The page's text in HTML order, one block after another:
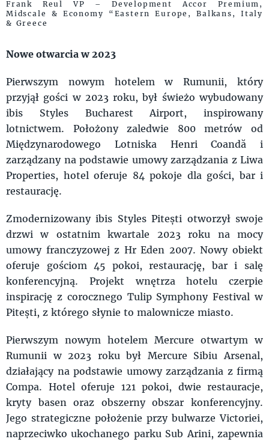
Frank Reul VP – Development Accor Premium,
Midscale & Economy “Eastern Europe, Balkans, Italy
& Greece
Nowe otwarcia w 2023
Pierwszym nowym hotelem w Rumunii, który
przyjął gości w 2023 roku, był świeżo wybudowany
ibis Styles Bucharest Airport, inspirowany
lotnictwem. Położony zaledwie 800 metrów od
Międzynarodowego Lotniska Henri Coandă i
zarządzany na podstawie umowy zarządzania z Liwa
Properties, hotel oferuje 84 pokoje dla gości, bar i
restaurację.
Zmodernizowany ibis Styles Pitești otworzył swoje
drzwi w ostatnim kwartale 2023 roku na mocy
umowy franczyzowej z Hr Eden 2007. Nowy obiekt
oferuje gościom 45 pokoi, restaurację, bar i salę
konferencyjną. Projekt wnętrza hotelu czerpie
inspirację z corocznego Tulip Symphony Festival w
Pitești, z którego słynie to malownicze miasto.
Pierwszym nowym hotelem Mercure otwartym w
Rumunii w 2023 roku był Mercure Sibiu Arsenal,
działający na podstawie umowy zarządzania z firmą
Compa. Hotel oferuje 121 pokoi, dwie restauracje,
kryty basen oraz obszerny obszar konferencyjny.
Jego strategiczne położenie przy bulwarze Victoriei,
naprzeciwko ukochanego parku Sub Arini, zapewnia